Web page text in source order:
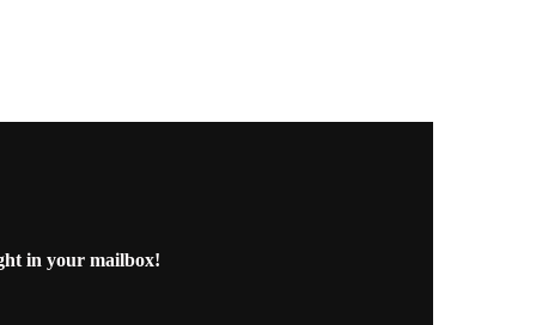
in your mailbox!